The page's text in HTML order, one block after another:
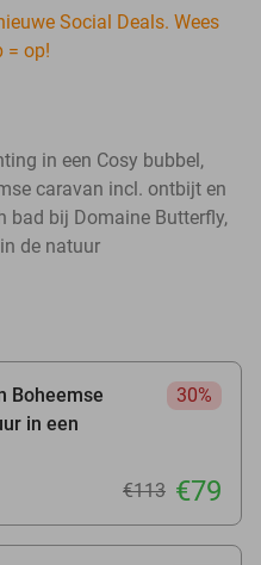
Social Deals. Wees
= op!
in een Cosy bubbel,
caravan incl. ontbijt en
bad bij Domaine Butterfly,
de natuur
Boheemse
in een
30%
€113 €79